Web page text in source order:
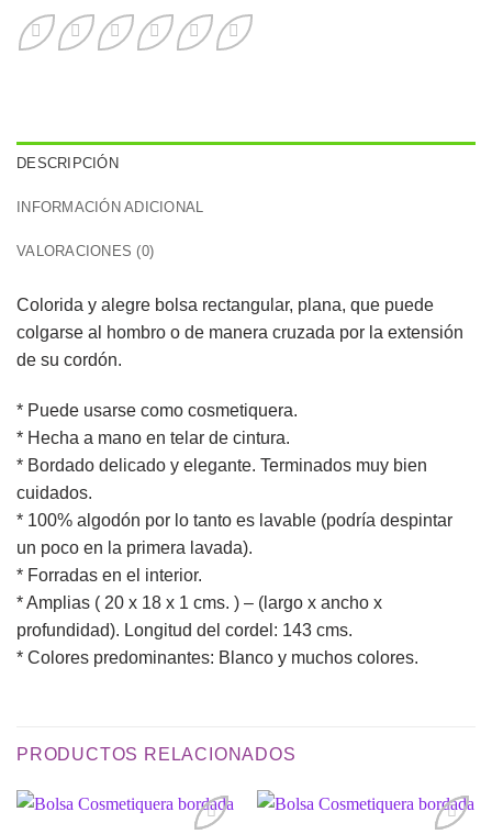
DESCRIPCIÓN
INFORMACIÓN ADICIONAL
VALORACIONES (0)
Colorida y alegre bolsa rectangular, plana, que puede
colgarse al hombro o de manera cruzada por la extensión
de su cordón.
* Puede usarse como cosmetiquera.
* Hecha a mano en telar de cintura.
* Bordado delicado y elegante. Terminados muy bien
cuidados.
* 100% algodón por lo tanto es lavable (podría despintar
un poco en la primera lavada).
* Forradas en el interior.
* Amplias ( 20 x 18 x 1 cms. ) – (largo x ancho x
profundidad). Longitud del cordel: 143 cms.
* Colores predominantes: Blanco y muchos colores.
PRODUCTOS RELACIONADOS